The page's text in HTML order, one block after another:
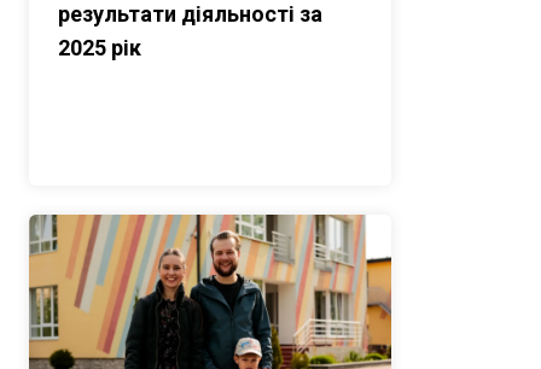
результати діяльності за
2025 рік